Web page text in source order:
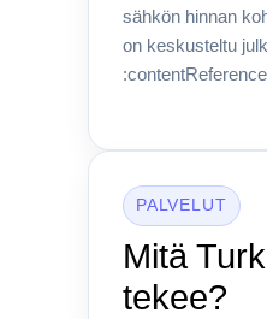
sähkön hinnan
on keskusteltu
PALVELUT
Mitä
tekee?